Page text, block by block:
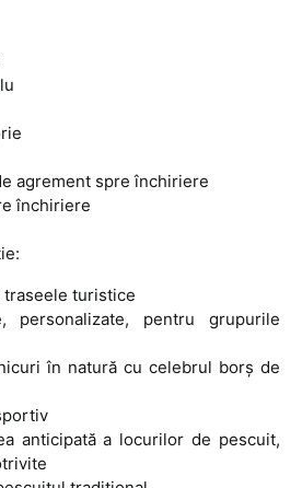
agrement spre închiriere
închiriere
traseele turistice
personalizate, pentru grupurile
în natură cu celebrul borş de
anticipată a locurilor de pescuit,